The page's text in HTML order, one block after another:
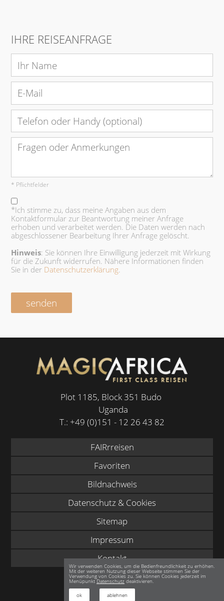
IHRE REISEANFRAGE
* Pflichtfelder
*Ich stimme zu, dass meine Angaben aus dem
Kontaktformular zur Beantwortung meiner Anfrage
erhoben und verarbeitet werden. Die Daten werden nach
abgeschlossener Bearbeitung Ihrer Anfrage gelöscht.
Hinweis: Sie können Ihre Einwilligung jederzeit mit Wirkung
für die Zukunft widerrufen. Nähere Informationen finden
Sie in der Datenschutzerklärung.
senden
Plot 1185, Block 351 Budo
Uganda
T.: +49 (0)151 - 12 26 43 82
FAIRrreisen
Favoriten
Bildnachweis
Datenschutz & Cookies
Sitemap
Impressum
Kontakt
Wir verwenden Cookies, um die Bedienfreundlichkeit zu erhöhen.
Mit der weiteren Nutzung dieser Webseite stimmen Sie der
Verwendung von Cookies zu. Sie können Cookies jederzeit im
MenüpunktDatenschutz deaktivieren.
ok
ablehnen